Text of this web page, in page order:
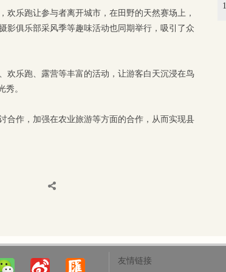
乐跑让参与者离开城市，在田野的天然赛场上，
影俱乐部采风季等趣味活动也同期举行，吸引了众
欢乐跑、露营等丰富的活动，让游客白天沉浸在鸟
秀。
合作，加强在农业旅游等方面的合作，从而实现县
友情链接